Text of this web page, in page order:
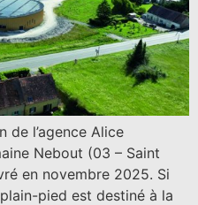
de l’agence Alice
Nebout (03 – Saint
en novembre 2025. Si
pied est destiné à la